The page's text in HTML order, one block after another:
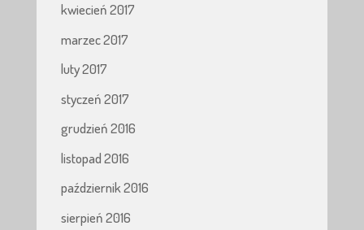
kwiecień 2017
marzec 2017
luty 2017
styczeń 2017
grudzień 2016
listopad 2016
październik 2016
sierpień 2016